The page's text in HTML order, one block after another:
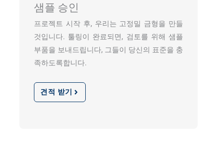
샘플 승인
프로젝트 시작 후, 우리는 고정밀 금형을 만들
것입니다. 툴링이 완료되면, 검토를 위해 샘플
부품을 보내드립니다, 그들이 당신의 표준을 충
족하도록합니다.
견적 받기